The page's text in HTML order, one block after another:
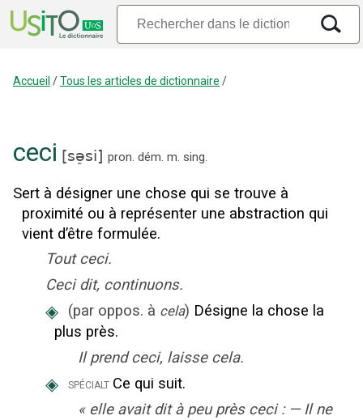
Accueil /Tous les articles de dictionnaire /
ceci [sə̠si] pron. dém. m. sing.
Sert à désigner une chose qui se trouve à
proximité ou à représenter une abstraction qui
vient d’être formulée.
Tout ceci.
Ceci dit, continuons.
◈ (par oppos. à cela) Désigne la chose la
plus près.
Il prend ceci, laisse cela.
◈ spécialt Ce qui suit.
« elle avait dit à peu près ceci : — Il ne